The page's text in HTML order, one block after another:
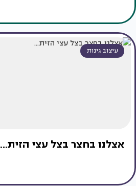
עיצוב גינות
אצלנו בחצר בצל עצי הזית...